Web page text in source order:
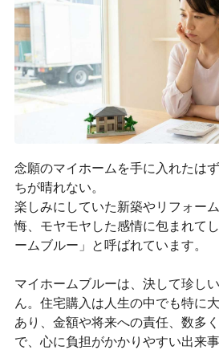
念願のマイホームを手に入れたは
ちが晴れない。
楽しみにしていた新築やリフォー
悔、モヤモヤした感情に包まれて
ームブルー」と呼ばれています。
マイホームブルーは、決して珍し
ん。住宅購入は人生の中でも特に
あり、金額や将来への責任、数多
で、心に負担がかかりやすい出来